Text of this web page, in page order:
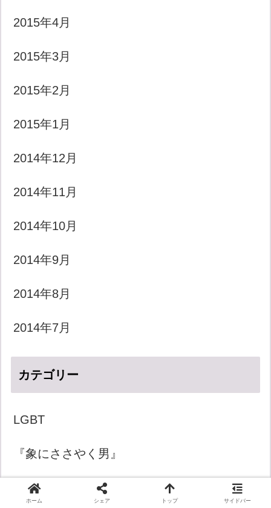
2015年4月
2015年3月
2015年2月
2015年1月
2014年12月
2014年11月
2014年10月
2014年9月
2014年8月
2014年7月
カテゴリー
LGBT
『象にささやく男』
きょうのダジャレ
ホーム シェア トップ サイドバー